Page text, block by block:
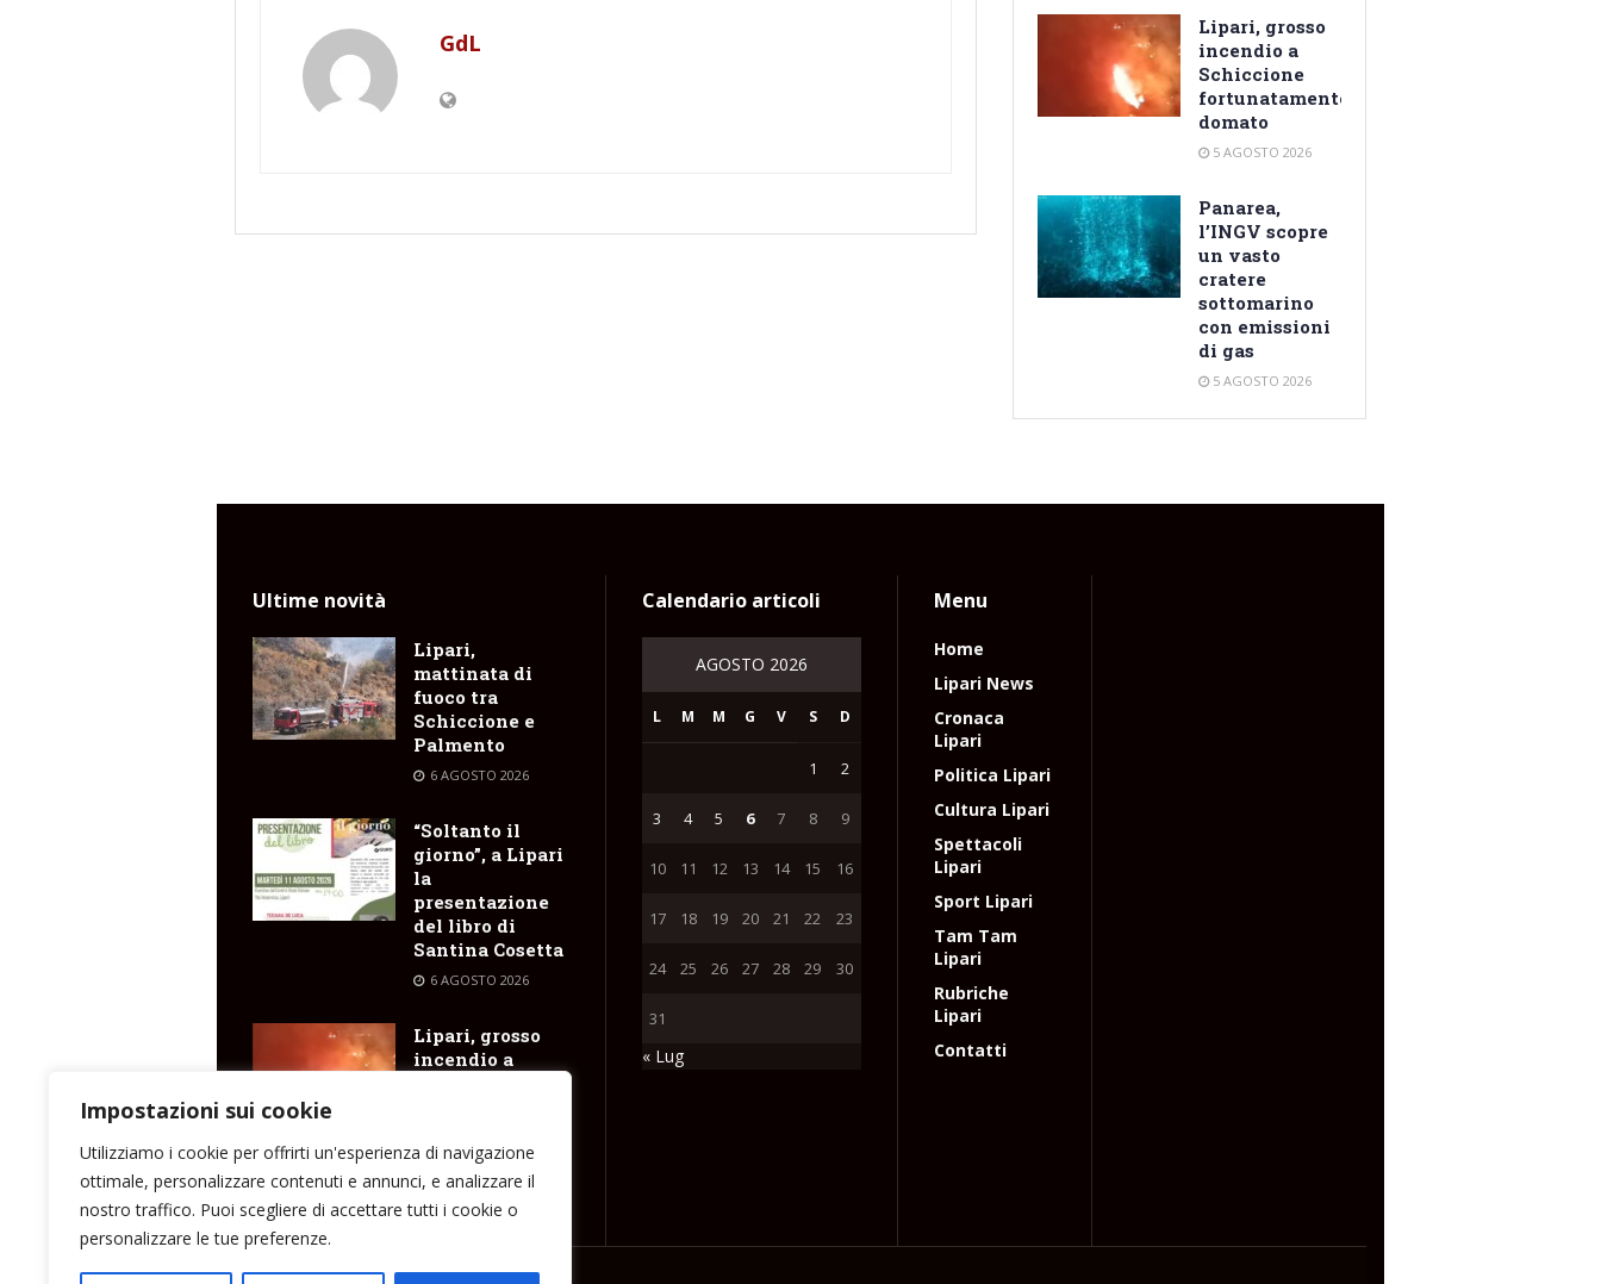
Impostazioni sui cookie
Utilizziamo i cookie per offrirti un'esperienza di navigazione
ottimale, personalizzare contenuti e annunci, e analizzare il
nostro traffico. Puoi scegliere di accettare tutti i cookie o
personalizzare le tue preferenze.
GdL
Lipari, grosso
incendio a
Schiccione
fortunatamente
domato
5 AGOSTO 2026
Panarea,
l’INGV scopre
un vasto
cratere
sottomarino
con emissioni
di gas
5 AGOSTO 2026
Ultime novità
Lipari,
mattinata di
fuoco tra
Schiccione e
Palmento
6 AGOSTO 2026
“Soltanto il
giorno”, a Lipari
la
presentazione
del libro di
Santina Cosetta
6 AGOSTO 2026
Lipari, grosso
incendio a
5 AGOSTO 2026
Calendario articoli
AGOSTO 2026
L M M G V S D
1 2
3 4 5 6 7 8 9
10 11 12 13 14 15 16
17 18 19 20 21 22 23
24 25 26 27 28 29 30
31
« Lug
Menu
Home
Lipari News
Cronaca
Lipari
Politica Lipari
Cultura Lipari
Spettacoli
Lipari
Sport Lipari
Tam Tam
Lipari
Rubriche
Lipari
Contatti